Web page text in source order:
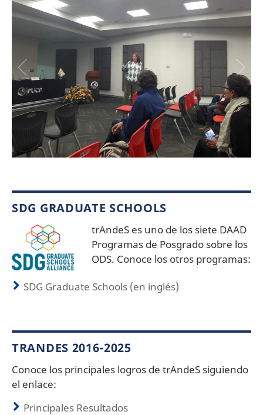
SDG GRADUATE SCHOOLS
trAndeS es uno de los siete DAAD
Programas de Posgrado sobre los
ODS. Conoce los otros programas:
SDG Graduate Schools (en inglés)
TRANDES 2016-2025
Conoce los principales logros de trAndeS siguiendo
el enlace:
Principales Resultados